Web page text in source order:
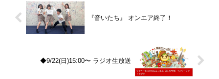
『音いたち』 オンエア終了！
◆9/22(日)15:00〜 ラジオ生放送